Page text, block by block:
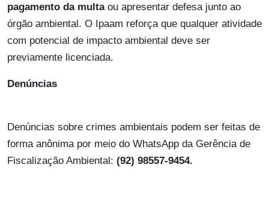
pagamento da multa ou apresentar defesa junto ao
órgão ambiental. O Ipaam reforça que qualquer atividade
com potencial de impacto ambiental deve ser
previamente licenciada.
Denúncias
Denúncias sobre crimes ambientais podem ser feitas de
forma anônima por meio do WhatsApp da Gerência de
Fiscalização Ambiental: (92) 98557-9454.